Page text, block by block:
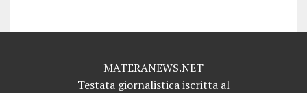
MATERANEWS.NET
Testata giornalistica iscritta al